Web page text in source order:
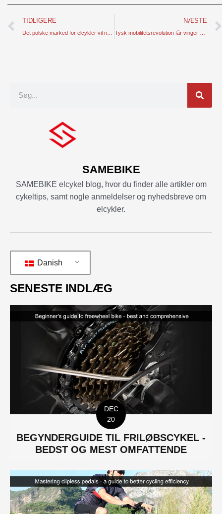
Prev
TIDLIGERE NÆSTE
SAMEBIKE
SAMEBIKE elcykel blog, hvor du finder alle artikler om
cykeltips, samt nogle anmeldelser og nyhedsbreve om
elcykler.
Danish
SENESTE INDLÆG
DEC
20
BEGYNDERGUIDE TIL FRILØBSCYKEL -
BEDST OG MEST OMFATTENDE